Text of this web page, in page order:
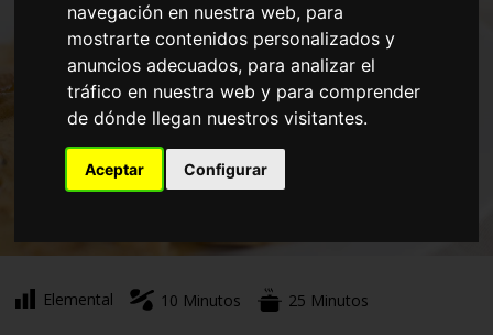
navegación en nuestra web, para
mostrarte contenidos personalizados y
anuncios adecuados, para analizar el
tráfico en nuestra web y para comprender
de dónde llegan nuestros visitantes.
Aceptar Configurar
Elemental 10 Minutos 25 Minutos